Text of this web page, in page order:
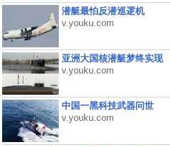
潜艇最怕反潜巡逻机
v.youku.com
亚洲大国核潜艇梦终实现
v.youku.com
中国一黑科技武器问世
v.youku.com